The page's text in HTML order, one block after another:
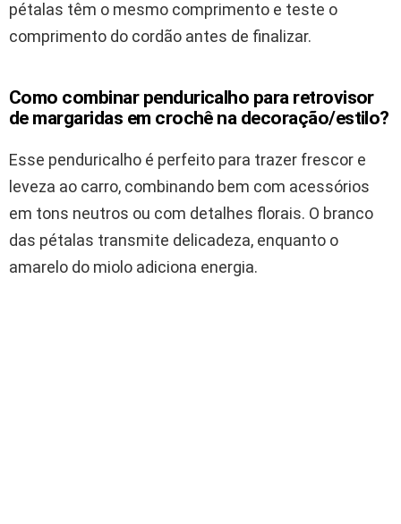
pétalas têm o mesmo comprimento e teste o
comprimento do cordão antes de finalizar.
Como combinar penduricalho para retrovisor
de margaridas em crochê na decoração/estilo?
Esse penduricalho é perfeito para trazer frescor e
leveza ao carro, combinando bem com acessórios
em tons neutros ou com detalhes florais. O branco
das pétalas transmite delicadeza, enquanto o
amarelo do miolo adiciona energia.